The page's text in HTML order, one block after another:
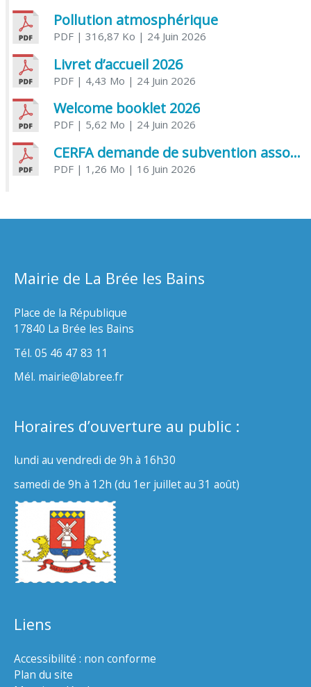
Pollution atmosphérique
PDF| 316,87 Ko | 24 Juin 2026
Livret d’accueil 2026
PDF| 4,43 Mo | 24 Juin 2026
Welcome booklet 2026
PDF| 5,62 Mo | 24 Juin 2026
CERFA demande de subvention association
PDF| 1,26 Mo | 16 Juin 2026
Mairie de La Brée les Bains
Place de la République
17840 La Brée les Bains
Tél. 05 46 47 83 11
Mél. mairie@labree.fr
Horaires d’ouverture au public :
lundi au vendredi de 9h à 16h30
samedi de 9h à 12h (du 1er juillet au 31 août)
Liens
Accessibilité : non conforme
Plan du site